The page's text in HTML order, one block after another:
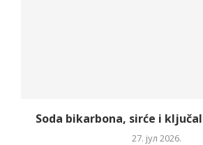
Soda bikarbona, sirće i
27. јул 2026.